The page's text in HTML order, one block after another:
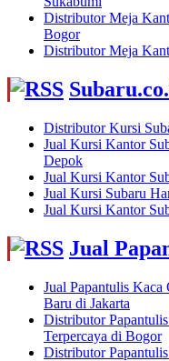
Distributor Meja
Bogor
Distributor Meja
Distributor Kursi
Jual Kursi Kantor
Depok
Jual Kursi Kantor
Jual Kursi Subaru
Jual Kursi Kantor
Jual
Jual Papantulis Kaca
Baru di Jakarta
Distributor
Terpercaya di Bogor
Distributor